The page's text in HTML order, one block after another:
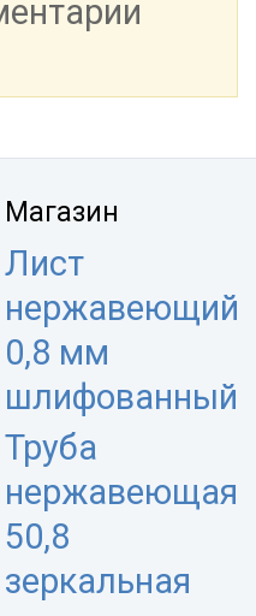
Магазин
Лист
нержавеющий
0,8 мм
шлифованный
Труба
нержавеющая
50,8
зеркальная